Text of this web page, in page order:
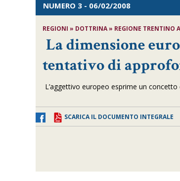
NUMERO 3 - 06/02/2008
REGIONI » DOTTRINA » REGIONE TRENTINO
La dimensione
tentativo di
L’aggettivo europeo esprime un
SCARICA IL DOCUMENTO INTEGRALE